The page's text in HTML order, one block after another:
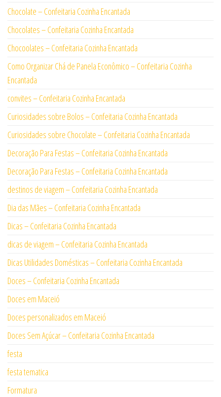
Chocolate – Confeitaria Cozinha Encantada
Chocolates – Confeitaria Cozinha Encantada
Chocoolates – Confeitaria Cozinha Encantada
Como Organizar Chá de Panela Econômico – Confeitaria Cozinha
Encantada
convites – Confeitaria Cozinha Encantada
Curiosidades sobre Bolos – Confeitaria Cozinha Encantada
Curiosidades sobre Chocolate – Confeitaria Cozinha Encantada
Decoração Para Festas – Confeitaria Cozinha Encantada
Decoração Para Festas – Confeitaria Cozinha Encantada
destinos de viagem – Confeitaria Cozinha Encantada
Dia das Mães – Confeitaria Cozinha Encantada
Dicas – Confeitaria Cozinha Encantada
dicas de viagem – Confeitaria Cozinha Encantada
Dicas Utilidades Domésticas – Confeitaria Cozinha Encantada
Doces – Confeitaria Cozinha Encantada
Doces em Maceió
Doces personalizados em Maceió
Doces Sem Açúcar – Confeitaria Cozinha Encantada
festa
festa tematica
Formatura